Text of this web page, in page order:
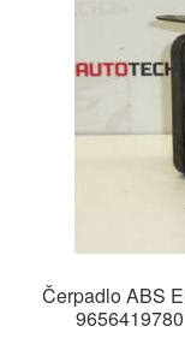
Čerpadlo ABS